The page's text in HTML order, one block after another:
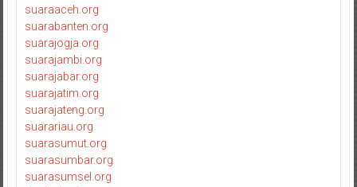
suaraaceh.org
suarabanten.org
suarajogja.org
suarajambi.org
suarajabar.org
suarajatim.org
suarajateng.org
suarariau.org
suarasumut.org
suarasumbar.org
suarasumsel.org